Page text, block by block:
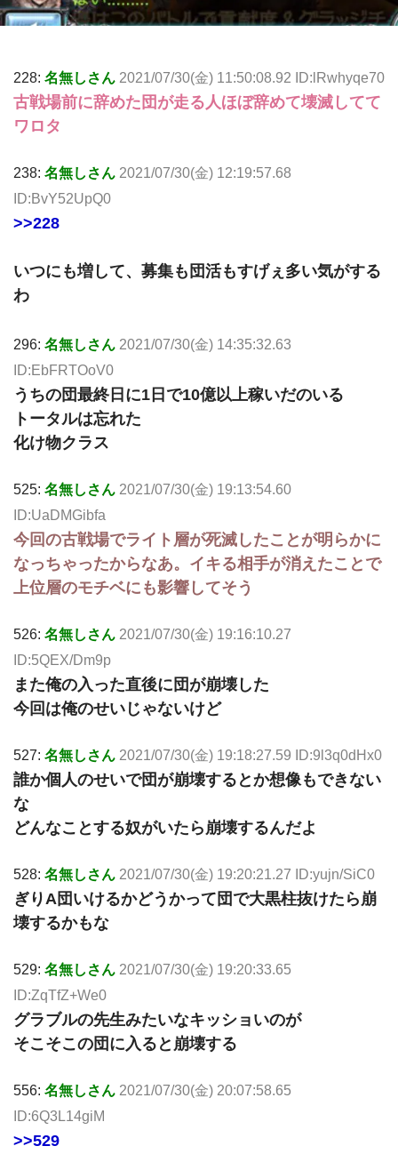
228: 名無しさん 2021/07/30(金) 11:50:08.92 ID:lRwhyqe70
古戦場前に辞めた団が走る人ほぼ辞めて壊滅してて
ワロタ
238: 名無しさん 2021/07/30(金) 12:19:57.68
ID:BvY52UpQ0
>>228
いつにも増して、募集も団活もすげぇ多い気がする
わ
296: 名無しさん 2021/07/30(金) 14:35:32.63
ID:EbFRTOoV0
うちの団最終日に1日で10億以上稼いだのいる
トータルは忘れた
化け物クラス
525: 名無しさん 2021/07/30(金) 19:13:54.60
ID:UaDMGibfa
今回の古戦場でライト層が死滅したことが明らかに
なっちゃったからなあ。イキる相手が消えたことで
上位層のモチベにも影響してそう
526: 名無しさん 2021/07/30(金) 19:16:10.27
ID:5QEX/Dm9p
また俺の入った直後に団が崩壊した
今回は俺のせいじゃないけど
527: 名無しさん 2021/07/30(金) 19:18:27.59 ID:9l3q0dHx0
誰か個人のせいで団が崩壊するとか想像もできない
な
どんなことする奴がいたら崩壊するんだよ
528: 名無しさん 2021/07/30(金) 19:20:21.27 ID:yujn/SiC0
ぎりA団いけるかどうかって団で大黒柱抜けたら崩
壊するかもな
529: 名無しさん 2021/07/30(金) 19:20:33.65
ID:ZqTfZ+We0
グラブルの先生みたいなキッショいのが
そこそこの団に入ると崩壊する
556: 名無しさん 2021/07/30(金) 20:07:58.65
ID:6Q3L14giM
>>529